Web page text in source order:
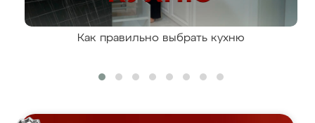
Как правильно выбрать кухню